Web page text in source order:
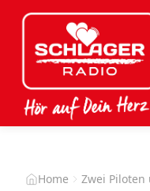
Home Zwei Piloten